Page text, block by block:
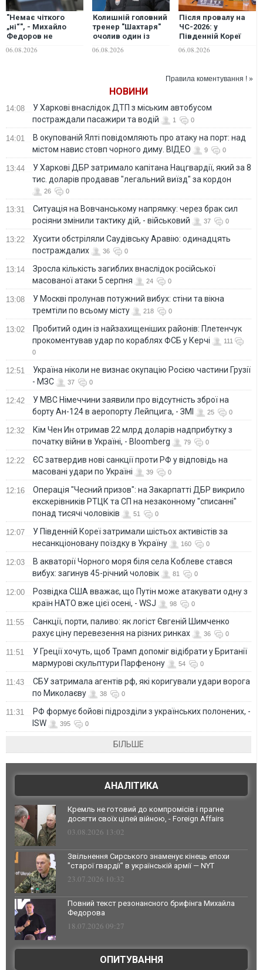
"Немає чіткого
„ні“", - Михайло
Федоров не
повернення на
06.08.2026
Колишній головний
тренер "Шахтаря"
очолив один із
Саудівської Аравії
06.08.2026
Після провалу на
ЧС-2026: у
Південній Кореї
призначення
06.08.2026
Правила коментування ! »
НОВИНИ
14:08
У Харкові внаслідок ДТП з міським автобусом
постраждали пасажири та водій
1 0
14:01
В окупованій Ялті повідомляють про атаку на порт: над
містом навис стовп чорного диму. ВІДЕО
9 0
13:44
У Харкові ДБР затримало капітана Нацгвардії, який за 8
тис. доларів продавав "легальний виїзд" за кордон
26 0
13:31
Ситуація на Вовчанському напрямку: через брак сил
росіяни змінили тактику дій, - військовий
37 0
13:22
Хусити обстріляли Саудівську Аравію: одинадцять
постраждалих
36 0
13:14
Зросла кількість загиблих внаслідок російської
масованої атаки 5 серпня
24 0
13:08
У Москві пролунав потужний вибух: стіни та вікна
тремтіли по всьому місту
218 0
13:02
Пробитий один із найзахищеніших районів: Плетенчук
прокоментував удар по кораблях ФСБ у Керчі
111
0
12:51
Україна ніколи не визнає окупацію Росією частини Грузії
- МЗС
37 0
12:42
У МВС Німеччини заявили про відсутність зброї на
борту Ан-124 в аеропорту Лейпцига, - ЗМІ
25 0
12:32
Кім Чен Ин отримав 22 млрд доларів надприбутку з
початку війни в Україні, - Bloomberg
79 0
12:22
ЄС затвердив нові санкції проти РФ у відповідь на
масовані удари по Україні
39 0
12:16
Операція "Чесний призов": на Закарпатті ДБР викрило
екскерівників РТЦК та СП на незаконному "списанні"
понад тисячі чоловіків
51 0
12:07
У Південній Кореї затримали шістьох активістів за
несанкціоновану поїздку в Україну
160 0
12:03
В акваторії Чорного моря біля села Коблеве стався
вибух: загинув 45-річний чоловік
81 0
12:00
Розвідка США вважає, що Путін може атакувати одну з
країн НАТО вже цієї осені, - WSJ
98 0
11:55
Санкції, порти, паливо: як логіст Євгеній Шимченко
рахує ціну перевезення на різних ринках
36 0
11:51
У Греції хочуть, щоб Трамп допоміг відібрати у Британії
мармурові скульптури Парфенону
54 0
11:43
СБУ затримала агентів рф, які коригували удари ворога
по Миколаєву
38 0
11:31
РФ формує бойові підрозділи з українських полонених, -
ISW
395 0
БІЛЬШЕ
АНАЛІТИКА
Кремль не готовий до компромісів і прагне
досягти своїх цілей війною, - Foreign Affairs
03.08.2026 13:02
Звільнення Сирського знаменує кінець епохи
"старої гвардії" в українській армії — NYT
23.07.2026 10:32
Повний текст резонансного брифінга Михайла
Федорова
18.07.2026 09:27
ОПИТУВАННЯ